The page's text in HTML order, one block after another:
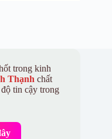
trong kinh
Thạnh chất
tin cậy trong